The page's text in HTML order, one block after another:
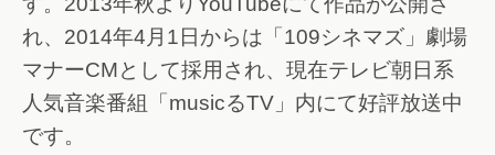
れ、2014年4月1日からは「109シネマズ」劇場
マナーCMとして採用され、現在テレビ朝日系
人気音楽番組「musicるTV」内にて好評放送中
です。